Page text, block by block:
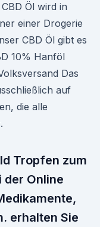
Öl wird in
einer Drogerie
CBD Öl gibt es
10% Hanföl
Das
auf
die alle
Tropfen zum
der Online
erhalten Sie